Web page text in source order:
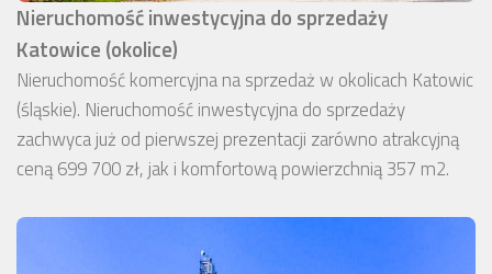
Nieruchomość inwestycyjna do sprzedaży
Katowice (okolice)
Nieruchomość komercyjna na sprzedaż w okolicach Katowic
(śląskie). Nieruchomość inwestycyjna do sprzedaży
zachwyca już od pierwszej prezentacji zarówno atrakcyjną
ceną 699 700 zł, jak i komfortową powierzchnią 357 m2.